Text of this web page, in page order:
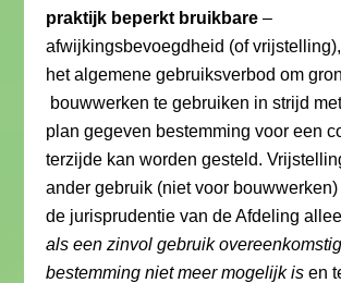
praktijk beperkt bruikbare –
afwijkingsbevoegdheid (of
het algemene gebruiksverbod om
bouwwerken te gebruiken in strijd
plan gegeven bestemming voor een
terzijde kan worden gesteld.
ander gebruik (niet voor
de jurisprudentie van de Afdeling
als een zinvol gebruik
bestemming niet meer mogelijk is en